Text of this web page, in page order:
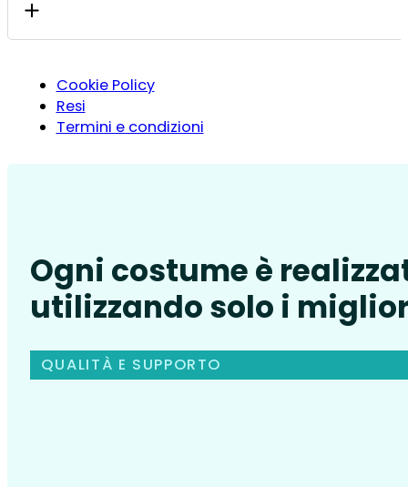
Cookie Policy
Resi
Termini e condizioni
Ogni costume è
utilizzando solo i
QUALITÀ E SUPPORTO